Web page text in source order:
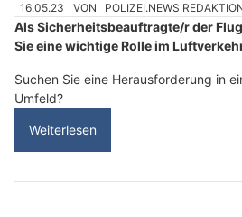
16.05.23 VON POLIZEI.NEWS
Als Sicherheitsbeauftragte/r der
Sie eine wichtige Rolle im
Suchen Sie eine Herausforderung in
Umfeld?
Weiterlesen